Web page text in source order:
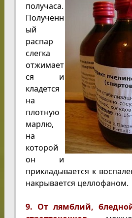
получаса.
Полученн
ый
распар
слегка
отжимает
ся и
кладется
на
плотную
марлю,
на
которой
он и
прикладывается к
накрывается целлофаном.
9. От лямблий,